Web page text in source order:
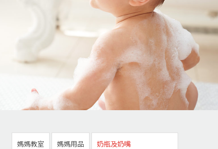
媽媽教室 媽媽用品 奶瓶及奶嘴